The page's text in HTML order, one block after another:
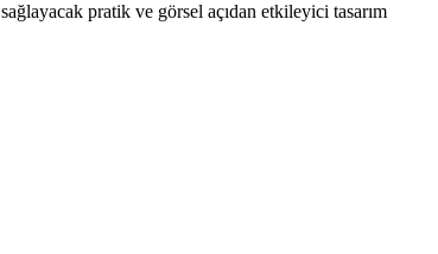
pratik ve görsel açıdan etkileyici tasarım